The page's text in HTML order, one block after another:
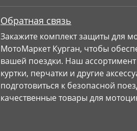
Обратная связь
Закажите комплект защиты для
МотоМаркет Курган, чтобы
вашей поездки. Наш
куртки, перчатки и другие
подготовиться к безопасной
качественные товары для